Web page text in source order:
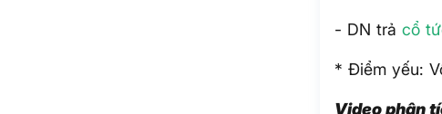
- DN trảcổ
* Điểm yếu:
Video phân